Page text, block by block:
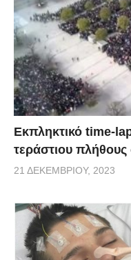
Εκπληκτικό time-
τεράστιου πλήθους
21 ΔΕΚΕΜΒΡΊΟΥ, 2023